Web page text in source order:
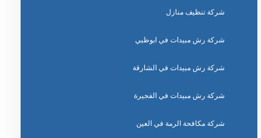
شركة تنظيف منازل
شركة رش مبيدات في ابوظبي
شركة رش مبيدات في الشارقة
شركة رش مبيدات في الفجيرة
شركة مكافحة الرمة في العين